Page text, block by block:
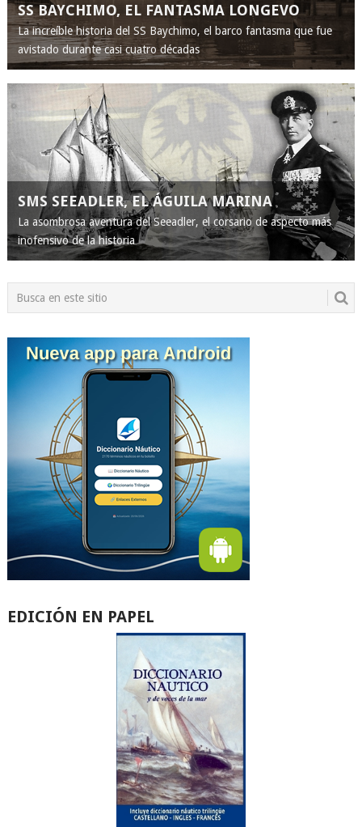
SS BAYCHIMO, EL FANTASMA LONGEVO
La increíble historia del SS Baychimo, el barco fantasma que fue
avistado durante casi cuatro décadas
SMS SEEADLER, EL ÁGUILA MARINA
La asombrosa aventura del Seeadler, el corsario de aspecto más
inofensivo de la historia
EDICIÓN EN PAPEL